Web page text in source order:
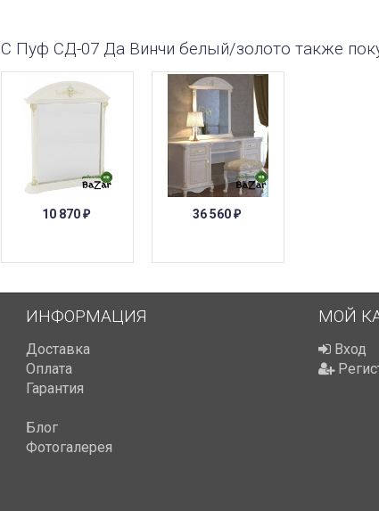
С Пуф СД-07 Да Винчи белый/золото также
10 870₽ 36 560₽
ИНФОРМАЦИЯ
Доставка
Оплата
Гарантия
Блог
Фотогалерея
МОЙ
Вход